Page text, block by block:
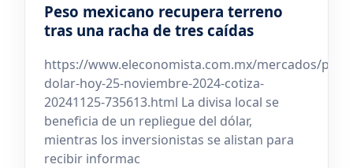
Peso mexicano recupera terreno
tras una racha de tres caídas
https://www.eleconomista.com.mx/mercados/
dolar-hoy-25-noviembre-2024-cotiza-
20241125-735613.html La divisa local se
beneficia de un repliegue del dólar,
mientras los inversionistas se alistan para
recibir informac